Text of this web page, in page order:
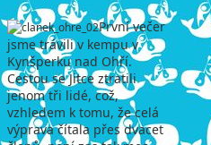
První večer
jsme trávili v kempu v
Kynšperku nad Ohří.
Cestou se Jitce ztratili
jenom tři lidé, což,
vzhledem k tomu, že celá
výprava čítala přes dvacet